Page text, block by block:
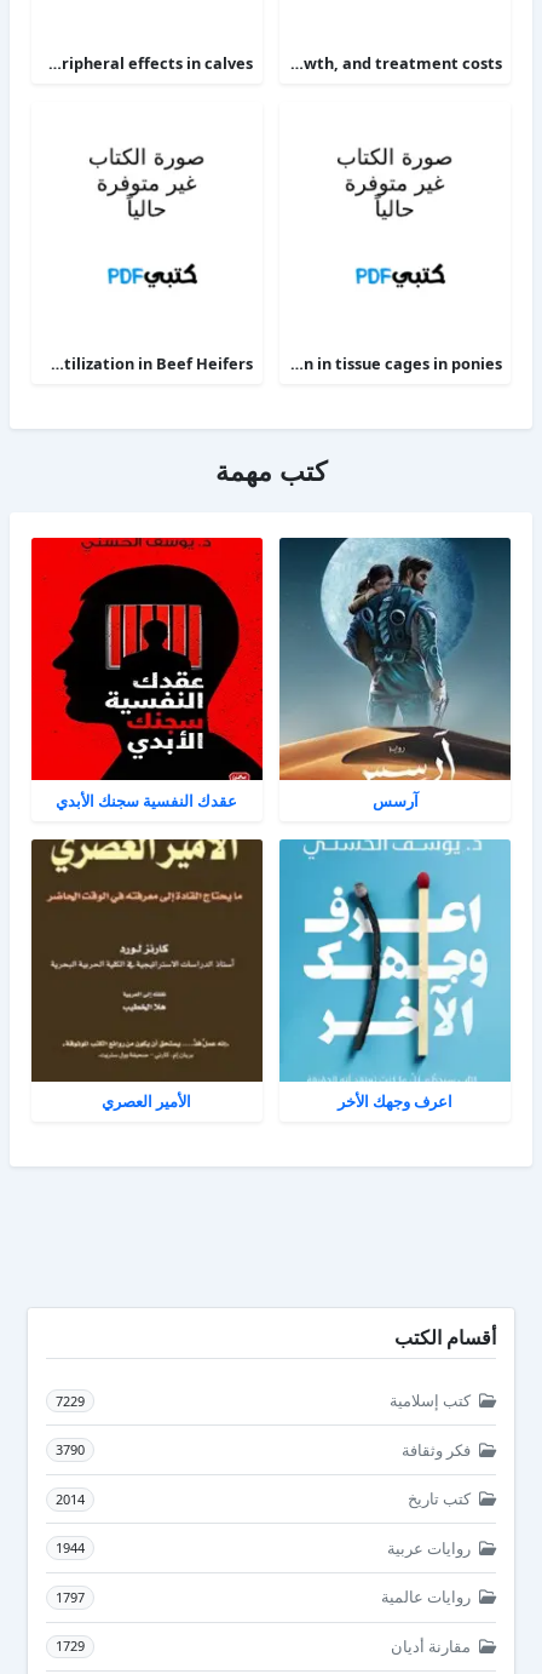
Targeting therapy to minimize antimicrobial use in preweaned calves effects on health, growth, and treatment costs
The alpha 2-adrenoceptor agonists xylazine and guanfacine exert different central nervous system, but comparable peripheral effects in calves
Clinical efficacy of intravenous administration of marbofloxacin in a Staphylococcus aureus infection in tissue cages in ponies
Phosphorus Deficiency Metabolism and Food Utilization in Beef Heifers
كتب مهمة
آرسس عقدك النفسية سجنك الأبدي
اعرف وجهك الأخر الأمير العصري
أقسام الكتب
كتب إسلامية 7229
فكر وثقافة 3790
كتب تاريخ 2014
روايات عربية 1944
روايات عالمية 1797
مقارنة أديان 1729